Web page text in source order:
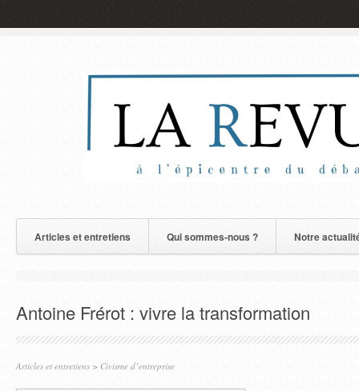
Articles et entretiens Qui sommes-nous ? Notre
Antoine Frérot : vivre la transformation
Articles et entretiens > Civisme d’entreprise